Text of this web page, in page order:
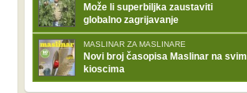
Može li superbiljka zaustaviti
globalno zagrijavanje
MASLINAR ZA MASLINARE
Novi broj časopisa Maslinar na svim
kioscima